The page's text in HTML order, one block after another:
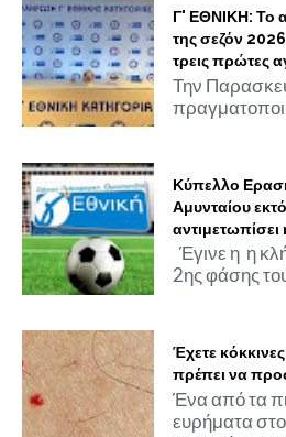
Γ' ΕΘΝΙΚΗ: Το
της σεζόν
τρεις πρώτες
Την
Κύπελλο
Αμυνταίου
Έγινε η η
2ης φάσης
Έχετε
πρέπει να
Ένα από τα
ευρήματα